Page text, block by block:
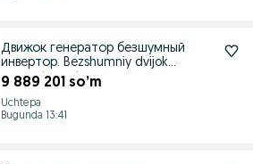
Движок генератор безшумный
инвертор. Bezshumniy dvijok
generator optom
9 889 201 so’m
Uchtepa
Bugunda 13:41